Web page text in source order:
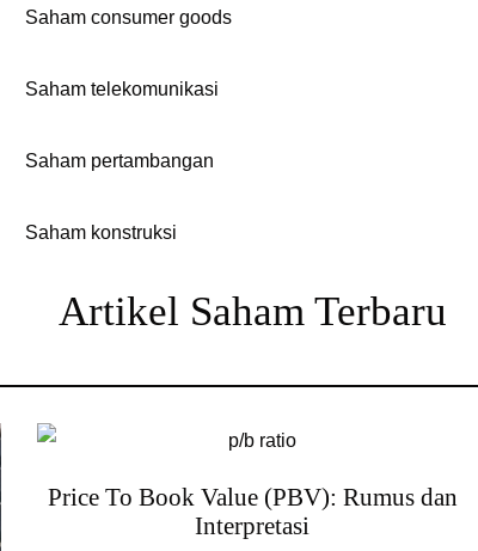
Saham consumer goods
Saham telekomunikasi
Saham pertambangan
Saham konstruksi
Artikel Saham Terbaru
Price To Book Value (PBV): Rumus dan
Interpretasi